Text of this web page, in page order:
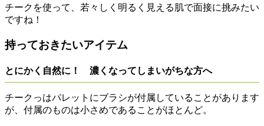
チークを使って、若々しく明るく見える肌で面接に挑みたい
ですね！
持っておきたいアイテム
とにかく自然に！ 濃くなってしまいがちな方へ
チークっはパレットにブラシが付属していることがあります
が、付属のものは小さめであることがほとんど。